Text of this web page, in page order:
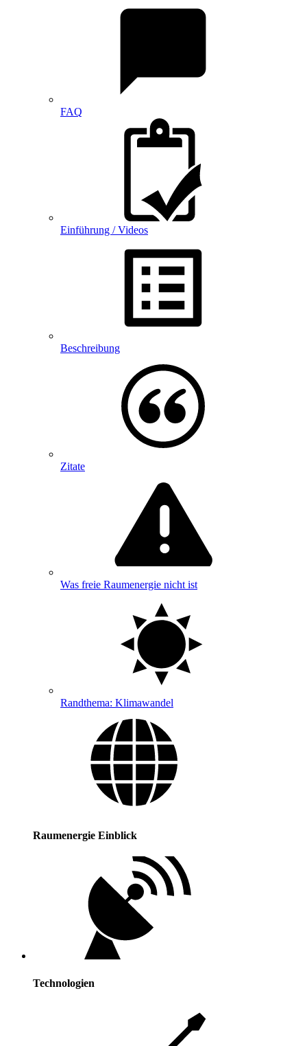
FAQ
Einführung / Videos
Beschreibung
Zitate
Was freie Raumenergie nicht ist
Randthema: Klimawandel
Raumenergie Einblick
Technologien